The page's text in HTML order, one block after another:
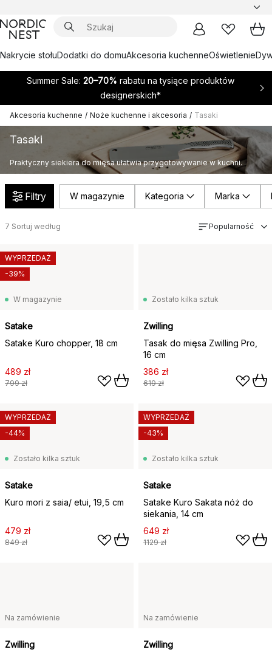
Nakrycie stołuDodatki do domuAkcesoria kuchenneOświetlenie
Summer Sale: 20–70% rabatu na tysiące produktów
designerskich*
Akcesoria kuchenne / Noże kuchenne i akcesoria / Tasaki
Tasaki
Praktyczny siekiera do mięsa ułatwia przygotowywanie w kuchni.
Filtry W magazynie Kategoria Marka
7 Sortuj według Popularność
W magazynie
Satake
Satake Kuro chopper, 18 cm
489 zł
799 zł
WYPRZEDAŻ
-39%
Zostało kilka sztuk
Zwilling
Tasak do mięsa Zwilling Pro,
16 cm
386 zł
619 zł
Zostało kilka sztuk
Satake
Kuro mori z saia/ etui, 19,5 cm
479 zł
849 zł
WYPRZEDAŻ
-44%
Zostało kilka sztuk
Satake
Satake Kuro Sakata nóż do
siekania, 14 cm
649 zł
1129 zł
WYPRZEDAŻ
-43%
Na zamówienie
Zwilling
Na zamówienie
Zwilling